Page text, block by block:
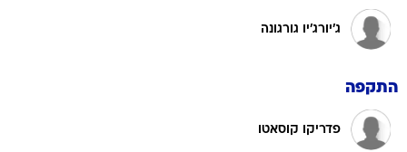
ג'יורג'יו גורגונה
התקפה
פדריקו קוסאטו